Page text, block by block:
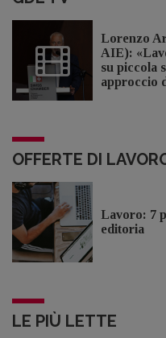
Lorenzo
AIE):
su piccola
approccio
OFFERTE DI
Lavoro: 7
editoria
LE PIÙ LETTE